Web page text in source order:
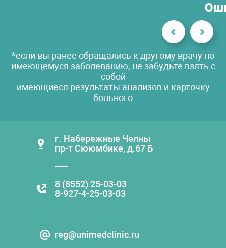
*если вы ранее обращались к другому врачу по
имеющемуся заболеванию, не забудьте взять с
собой
имеющиеся результаты анализов и карточку
больного
г. Набережные Челны
пр-т Сююмбике, д.67 Б
8 (8552) 25-03-03
8-927-4-25-03-03
reg@unimedclinic.ru